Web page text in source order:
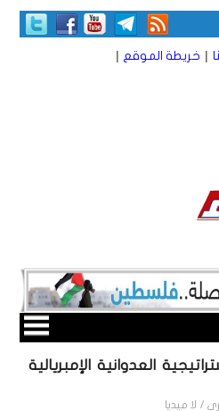
| خريطة الموقع |
العدوانية الإمبريالية
/ لا ميديا